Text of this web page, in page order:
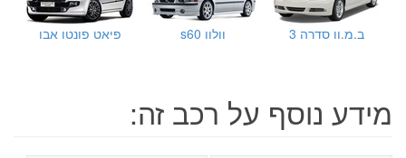
ב.מ.וו סדרה 3 וולוו s60 פיאט פונטו אבו
מידע נוסף על רכב זה: